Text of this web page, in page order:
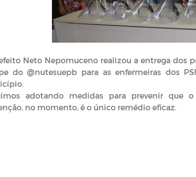
Neto Nepomuceno realizou a entrega dos
do @nutesuepb para as enfermeiras dos
adotando medidas para prevenir que
no momento, é o único remédio eficaz.